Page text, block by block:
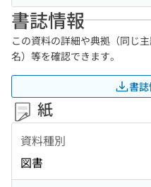
書誌情報
この資料の詳細や典拠（同じ
名）等を確認できます。
書
紙
資料種別
図書